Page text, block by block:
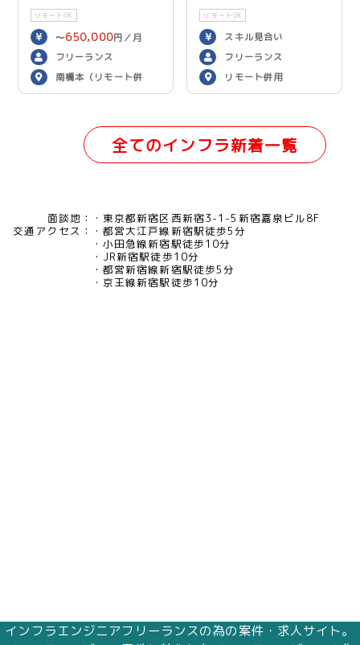
リモートOK
〜650,000円／月
フリーランス
南橋本（リモート併
用）
リモートOK
スキル見合い
フリーランス
リモート併用
全てのインフラ新着一覧
面談地：
東京都新宿区西新宿3-1-5新宿嘉泉ビル8F
交通アクセス：
都営大江戸線新宿駅徒歩5分
小田急線新宿駅徒歩10分
JR新宿駅徒歩10分
都営新宿線新宿駅徒歩5分
京王線新宿駅徒歩10分
インフラエンジニアフリーランスの為の案件・求人サイト。